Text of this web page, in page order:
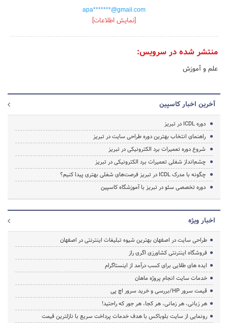
apa*******@gmail.com
[نمایش اطلاعات]
منتشر شده در سرویس:
علم و آموزش
آخرین اخبار کاسپین
دوره ICDL در تبریز
راهنمای انتخاب بهترین دوره طراحی سایت در تبریز
شروع دوره تعمیرات برد الکترونیکی در تبریز
چشم‌انداز شغلی تعمیرات برد الکترونیکی در تبریز
چگونه با مدرک ICDL در تبریز فرصت‌های شغلی بهتری پیدا کنیم؟
دوره تخصصی سئو در تبریز با آموزشگاه کاسپین
اخبار ویژه
طراحی سایت در اصفهان بهترین شیوه تبلیغات اینترنتی در اصفهان
فروشگاه اینترنتی کشاورزی اگری راز
ایده های طلایی برای کسب درآمد از اینستاگرام
خدمات سایت انجام پروژه ماهان
قیمت سرور HP/بررسی و خرید سرور اچ پی
هر زبانی، هر زمانی، هر کجا، هر جور که راحتید!
رونمایی از سایت بلوباکس با هدف خدمات پرداخت سریع با نازلترین قیمت